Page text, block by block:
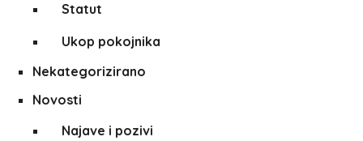
Statut
Ukop pokojnika
Nekategorizirano
Novosti
Najave i pozivi